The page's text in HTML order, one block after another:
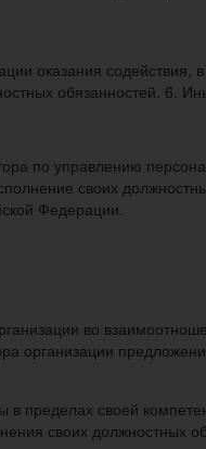
оказания
обязанностей. 6.
по управлению
своих
Федерации.
во
организации
в пределах своей
своих должностных